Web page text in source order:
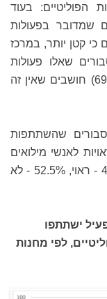
בעוד
מאוד (82%) סבורים שמדובר בפעולות
כי קטן יותר, במרכז
שבימין רק מיעוט (27%) סבורים שאלו פעולות
ראויות בעת שירות פעיל, שעה שהרוב (69%) חושבים שאין זה
הערבים רוב (63%) סבורים שהשתתפות
לאנשי מילואים
גם כאשר הם בשירות פעיל (יהודים: 42.5% - ראוי, 52.5% - לא
ישתתפו
לפי מחנות